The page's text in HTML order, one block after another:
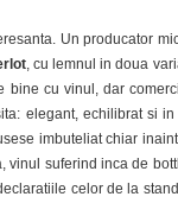
Un producator
, cu lemnul in doua
cu vinul, dar
elegant, echilibrat si
imbuteliat chiar
suferind inca de
celor de la